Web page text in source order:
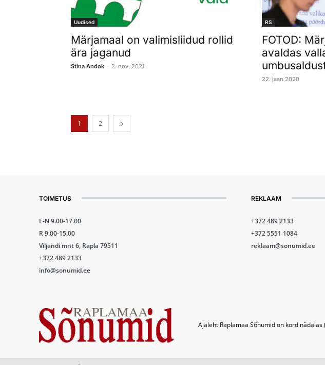
Uudised
Märjamaal on valimisliidud rollid
ära jaganud
Stina Andok - 2. nov. 2021
RS
FOTOD:
avaldas
22. jaan 2020
1 2
TOIMETUS
E-N 9.00-17.00
R 9.00-15.00
Viljandi mnt 6, Rapla 79511
+372 489 2133
info@sonumid.ee
REKLAAM
+372 489 2133
+372 5551 1084
reklaam@sonumid.ee
Ajaleht Raplamaa Sõnumid on kord